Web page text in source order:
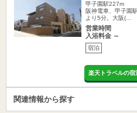
甲子園駅227m
阪神電車、甲子園
より5分。大阪(…
営業時間
入浴料金 ～
宿泊
楽天トラベルの宿
関連情報から探す